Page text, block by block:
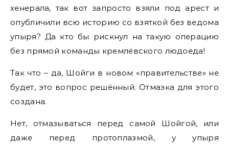
хенерала, так вот запросто взяли под арест и
опубличили всю историю со взяткой без ведома
упыря? Да кто бы рискнул на такую операцию
без прямой команды кремлёвского людоеда!
Так что – да, Шойги в новом «правительстве» не
будет, это вопрос решённый. Отмазка для этого
создана.
Нет, отмазываться перед самой Шойгой, или
даже перед протоплазмой, у упыря